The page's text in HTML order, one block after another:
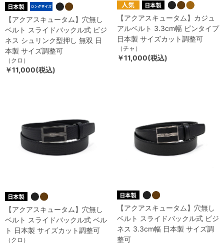
【アクアスキュータム】穴無し
ベルト スライドバックル式 ビジ
ネス シュリンク型押し 無双 日
本製 サイズ調整可
（クロ）
￥11,000(税込)
【アクアスキュータム】カジュ
アルベルト 3.3cm幅 ピンタイプ
日本製 サイズカット調整可
（チャ）
￥11,000(税込)
【アクアスキュータム】穴無し
ベルト スライドバックル式 ベル
ト 日本製 サイズカット調整可
（クロ）
【アクアスキュータム】穴無し
ベルト スライドバックル式 ビジ
ネス 3.3cm幅 日本製 サイズ調
整可